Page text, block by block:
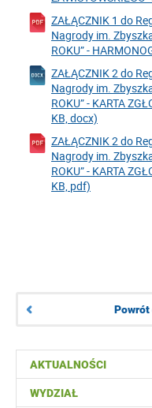
AKTUALNOŚCI
WYDZIAŁ
ZAŁĄCZNIK 1 do
Nagrody im.
ROKU” -
ZAŁĄCZNIK 2 do
Nagrody im.
ROKU” - KARTA
KB, docx)
ZAŁĄCZNIK 2 do
Nagrody im.
ROKU” - KARTA
KB, pdf)
Powrót